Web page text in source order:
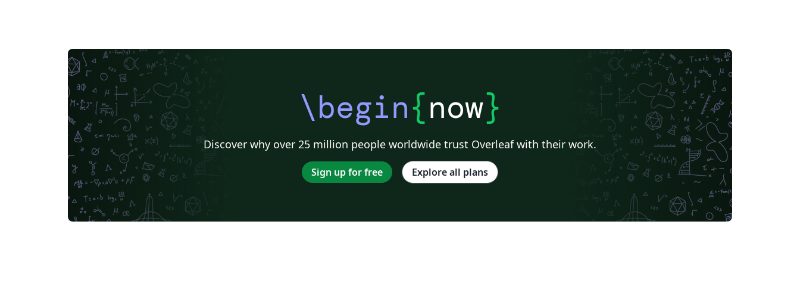
\begin{now}
Discover why over 25 million people worldwide trust Overleaf with their work.
Sign up for free Explore all plans